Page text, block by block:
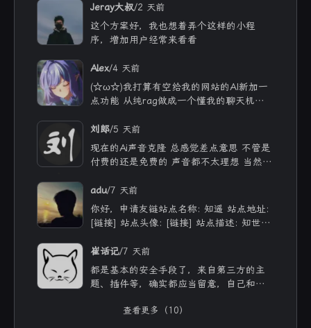
Jeray大叔/2 天前
这个方案好，我也想着弄个这样的小程
序，增加用户经常来看看
Alex/4 天前
(☆ω☆)我打算有空给我的网站的AI新加一
点功能 从纯rag做成一个懂我的聊天机器
可以薅免费额度的API 还有DeepSeek的低
价API 太爽啦
刘郎/5 天前
现在的Ai声音克隆 总感觉差点意思 不管是
付费的还是免费的 声音都不太理想 当然
adu/7 天前
你好，申请友链站点名称: 知遥 站点地址:
[链接] 站点头像: [链接] 站点描述: 知世故
崔话记/7 天前
都是基本的安全手段了，来自第三方的主
题、插件等，确实都应当留意，自己和用ai
查看更多（10）